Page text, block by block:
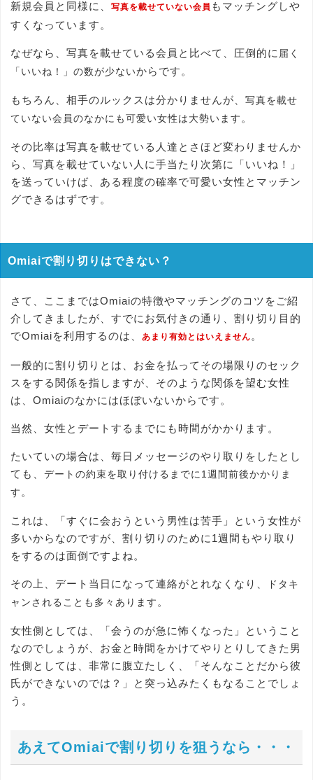
新規会員と同様に、 写真を載せていない会員 もマッチングしや
すくなっています。
なぜなら、写真を載せている会員と比べて、圧倒的に届く
「いいね！」の数が少ないからです。
もちろん、相手のルックスは分かりませんが、 写真を載せ
ていない会員のなかにも可愛い女性は大勢います。
その比率は写真を載せている人達とさほど変わりませんか
ら、写真を載せていない人に手当たり次第に「いいね！」
を送っていけば、ある程度の確率で可愛い女性とマッチン
グできるはずです。
Omiaiで割り切りはできない？
さて、ここまではOmiaiの特徴やマッチングのコツをご紹
介してきましたが、すでにお気付きの通り、割り切り目的
でOmiaiを利用するのは、
あまり有効とはいえません。
一般的に割り切りとは、お金を払ってその場限りのセック
スをする関係を指しますが、そのような関係を望む女性
は、Omiaiのなかにはほぼいないからです。
当然、女性とデートするまでにも時間がかかります。
たいていの場合は、毎日メッセージのやり取りをしたとし
ても、 デートの約束を取り付けるまでに1週間前後かかりま
す。
これは、「すぐに会おうという男性は苦手」という女性が
多いからなのですが、割り切りのために1週間もやり取り
をするのは面倒ですよね。
その上、デート当日になって連絡がとれなくなり、
ドタキ
ャンされることも多々あります。
女性側としては、「会うのが急に怖くなった」ということ
なのでしょうが、お金と時間をかけてやりとりしてきた男
性側としては、非常に腹立たしく、「そんなことだから彼
氏ができないのでは？」と突っ込みたくもなることでしょ
う。
あえてOmiaiで割り切りを狙うなら・・・